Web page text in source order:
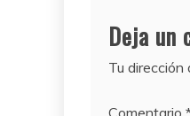
Deja un
Tu dirección
Comentario